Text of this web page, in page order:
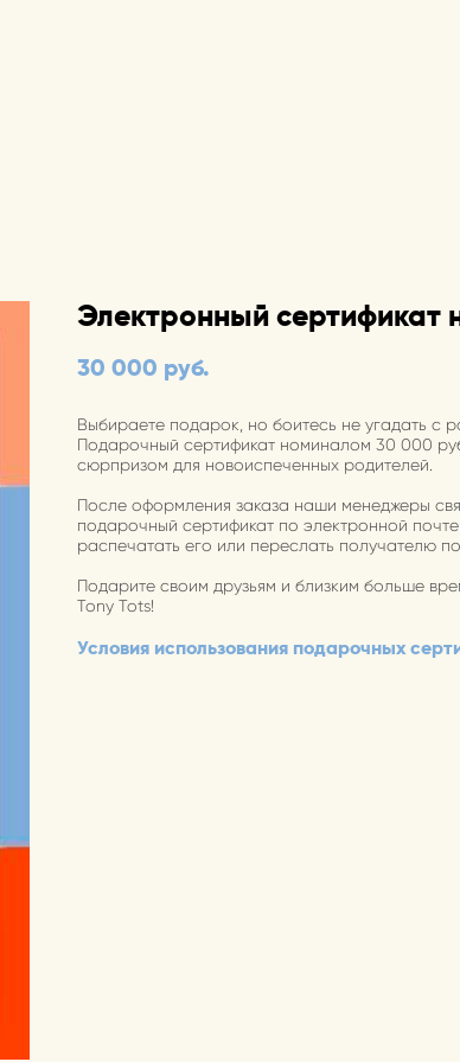
Электронный сертификат
30 000 pуб.
Выбираете подарок, но боитесь не угадать с
Подарочный сертификат номиналом 30 000
сюрпризом для новоиспеченных родителей.
После оформления заказа наши менеджеры
подарочный сертификат по электронной
распечатать его или переслать получателю
Подарите своим друзьям и близким больше
Tony Tots!
Условия использования подарочных